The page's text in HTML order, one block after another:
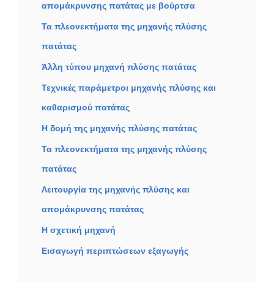
απομάκρυνσης πατάτας με βούρτσα
Τα πλεονεκτήματα της μηχανής πλύσης
πατάτας
Άλλη τύπου μηχανή πλύσης πατάτας
Τεχνικές παράμετροι μηχανής πλύσης και
καθαρισμού πατάτας
Η δομή της μηχανής πλύσης πατάτας
Τα πλεονεκτήματα της μηχανής πλύσης
πατάτας
Λειτουργία της μηχανής πλύσης και
απομάκρυνσης πατάτας
Η σχετική μηχανή
Εισαγωγή περιπτώσεων εξαγωγής